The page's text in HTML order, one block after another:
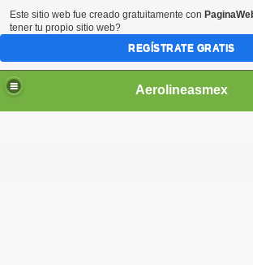
Aerolineasmex
Este sitio web fue creado gratuitamente con
tener tu propio sitio web?
REGÍSTRATE GRATIS